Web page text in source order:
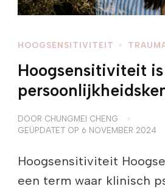
HOOGSENSITIVITEIT
Hoogsensitiviteit is
DOOR CHUNGMEI CHENG
GEÜPDATET OP 6 NOVEMBER 2024
Hoogsensitiviteit
een term waar klinisch